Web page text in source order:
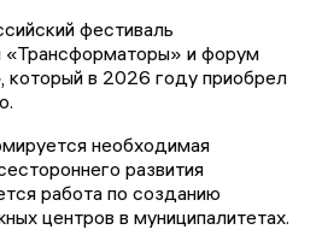
фестиваль
и форум
в 2026 году приобрел
необходимая
развития
работа по созданию
центров в муниципалитетах.